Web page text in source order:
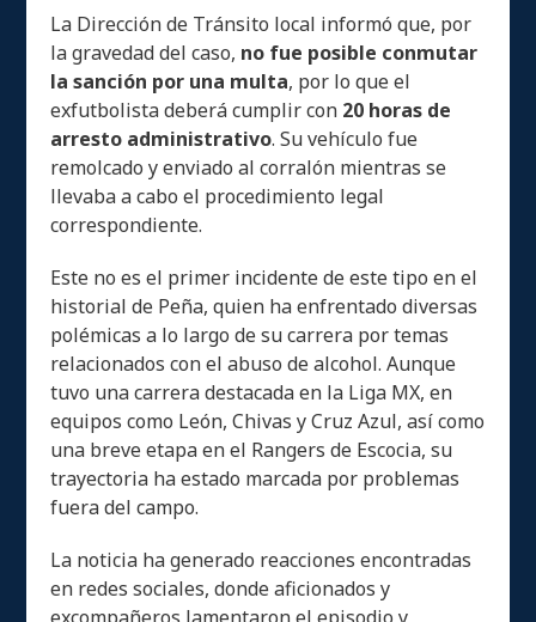
La Dirección de Tránsito local informó que, por
la gravedad del caso, no fue posible conmutar
la sanción por una multa, por lo que el
exfutbolista deberá cumplir con 20 horas de
arresto administrativo. Su vehículo fue
remolcado y enviado al corralón mientras se
llevaba a cabo el procedimiento legal
correspondiente.
Este no es el primer incidente de este tipo en el
historial de Peña, quien ha enfrentado diversas
polémicas a lo largo de su carrera por temas
relacionados con el abuso de alcohol. Aunque
tuvo una carrera destacada en la Liga MX, en
equipos como León, Chivas y Cruz Azul, así como
una breve etapa en el Rangers de Escocia, su
trayectoria ha estado marcada por problemas
fuera del campo.
La noticia ha generado reacciones encontradas
en redes sociales, donde aficionados y